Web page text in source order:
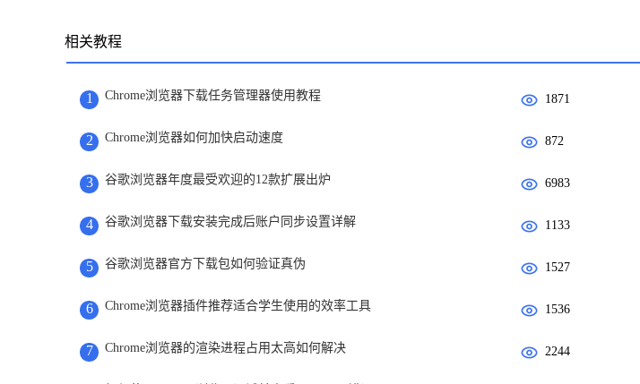
相关教程
1 Chrome浏览器下载任务管理器使用教程 1871
2 Chrome浏览器如何加快启动速度 872
3 谷歌浏览器年度最受欢迎的12款扩展出炉 6983
4 谷歌浏览器下载安装完成后账户同步设置详解 1133
5 谷歌浏览器官方下载包如何验证真伪 1527
6 Chrome浏览器插件推荐适合学生使用的效率工具 1536
7 Chrome浏览器的渲染进程占用太高如何解决 2244